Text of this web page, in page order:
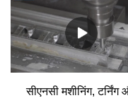
सीएनसी मशीनिंग, टर्निंग